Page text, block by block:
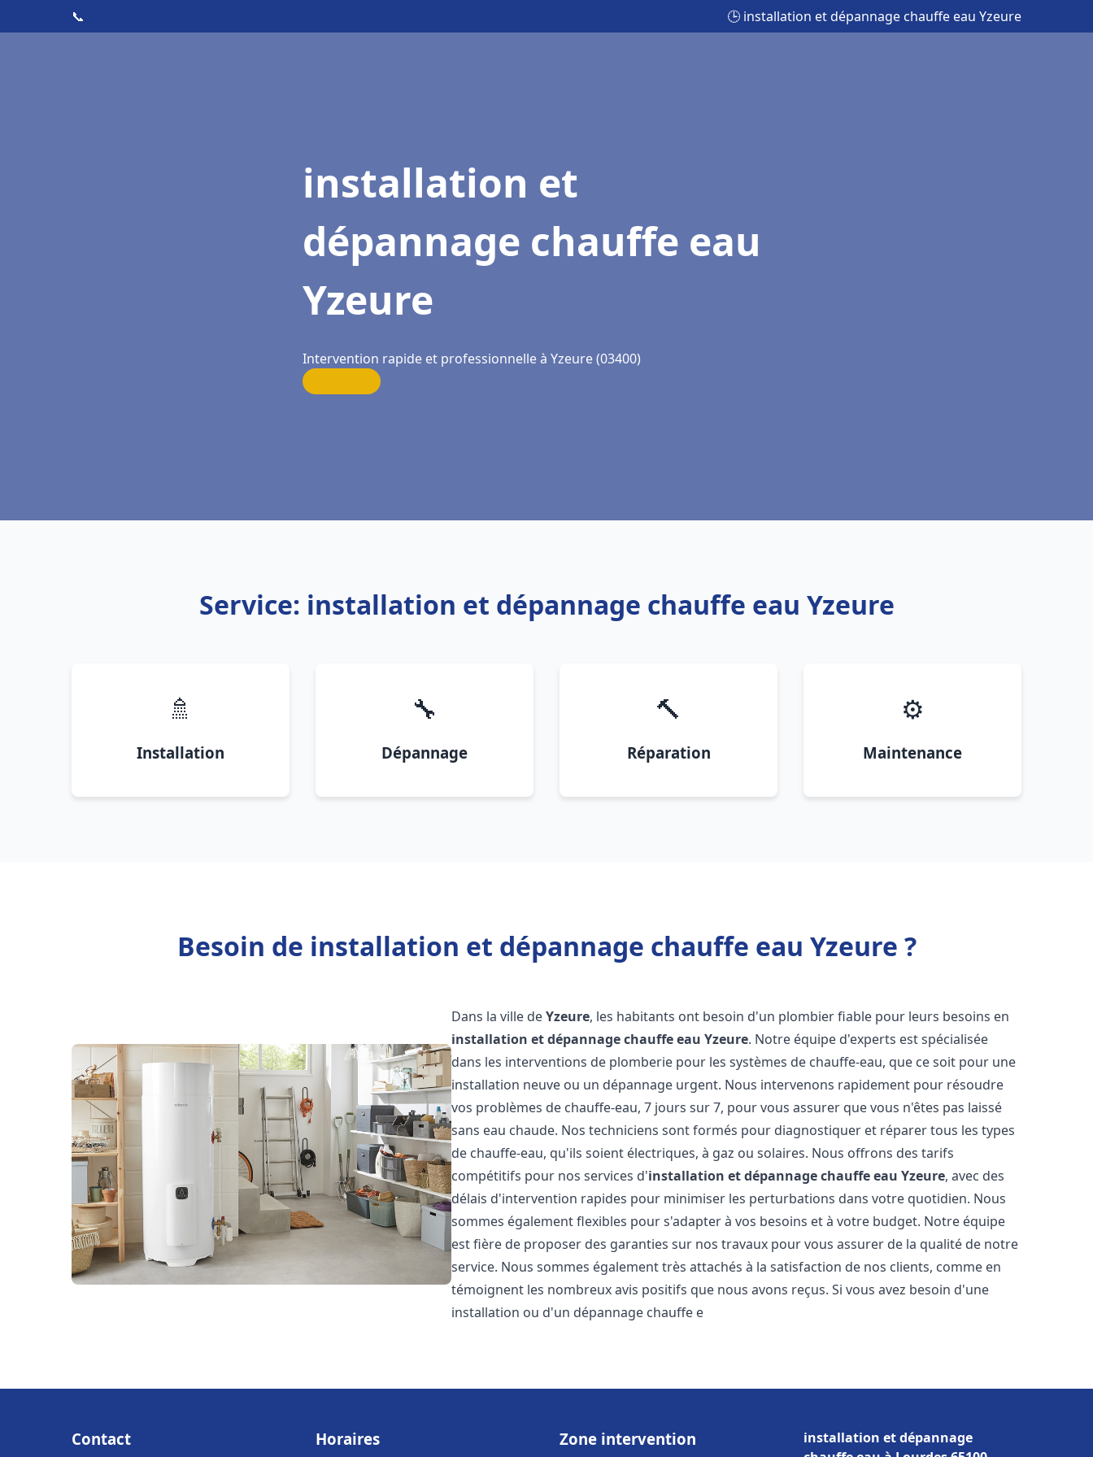
📞 🕒 installation et dépannage chauffe eau Yzeure
installation et
dépannage chauffe eau
Yzeure
Intervention rapide et professionnelle à Yzeure (03400)
Service: installation et dépannage chauffe eau Yzeure
🚿
Installation
🔧
Dépannage
🔨
Réparation
⚙️
Maintenance
Besoin de installation et dépannage chauffe eau Yzeure ?
Dans la ville deYzeure, les habitants ont besoin d'un plombier fiable pour leurs besoins en
installation et dépannage chauffe eau Yzeure. Notre équipe d'experts est spécialisée
dans les interventions de plomberie pour les systèmes de chauffe-eau, que ce soit pour une
installation neuve ou un dépannage urgent. Nous intervenons rapidement pour résoudre
vos problèmes de chauffe-eau, 7 jours sur 7, pour vous assurer que vous n'êtes pas laissé
sans eau chaude. Nos techniciens sont formés pour diagnostiquer et réparer tous les types
de chauffe-eau, qu'ils soient électriques, à gaz ou solaires. Nous offrons des tarifs
compétitifs pour nos services d'installation et dépannage chauffe eau Yzeure, avec des
délais d'intervention rapides pour minimiser les perturbations dans votre quotidien. Nous
sommes également flexibles pour s'adapter à vos besoins et à votre budget. Notre équipe
est fière de proposer des garanties sur nos travaux pour vous assurer de la qualité de notre
service. Nous sommes également très attachés à la satisfaction de nos clients, comme en
témoignent les nombreux avis positifs que nous avons reçus. Si vous avez besoin d'une
installation ou d'un dépannage chauffe e
Contact Horaires Zone intervention
installation et dépannage